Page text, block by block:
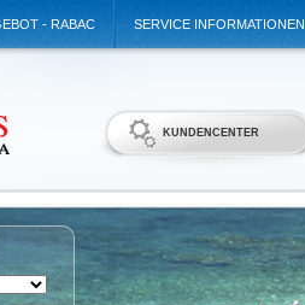
- RABAC SERVICE INFORMATIONEN
KUNDENCENTER